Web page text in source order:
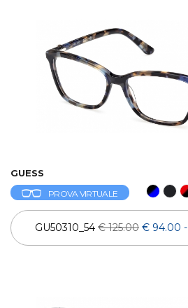
GUESS
PROVA VIRTUALE
GU50310_54 € 125.00 € 94.00 -